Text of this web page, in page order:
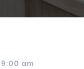
9:00 am